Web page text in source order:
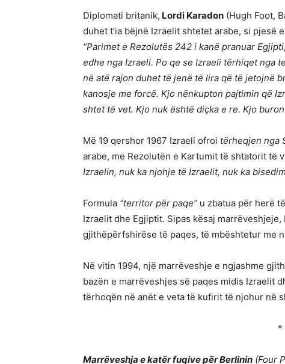
Diplomati britanik, Lordi Karadon (Hugh Foot,
duhet t’ia bëjnë Izraelit shtetet arabe, si
“Parimet e Rezolutës 242 i kanë pranuar
edhe nga Izraeli. Po qe se Izraeli tërhiqet nga
në atë rajon duhet të jenë të lira që të jetojnë
kanosje me forcë. Kjo nënkupton pajtimin që
shtet të vet. Kjo nuk është diçka e re. Kjo buron
Më 19 qershor 1967 Izraeli ofroi tërheqjen nga
arabe, me Rezolutën e Kartumit të shtatorit të
Izraelin, nuk ka njohje të Izraelit, nuk ka
Formula “territor për paqe” u zbatua për herë
Izraelit dhe Egjiptit. Sipas kësaj
gjithëpërfshirëse të paqes, të mbështetur me
Në vitin 1994, një marrëveshje e ngjashme
bazën e marrëveshjes së paqes midis Izraelit
tërhoqën në anët e veta të kufirit të njohur në
Marrëveshja e katër fuqive për Berlinin (Four